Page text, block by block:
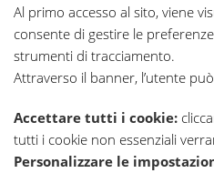
Al primo accesso al sito, viene
consente di gestire le
strumenti di tracciamento.
Attraverso il banner, l’utente
Accettare tutti i cookie:
tutti i cookie non essenziali
Personalizzare le